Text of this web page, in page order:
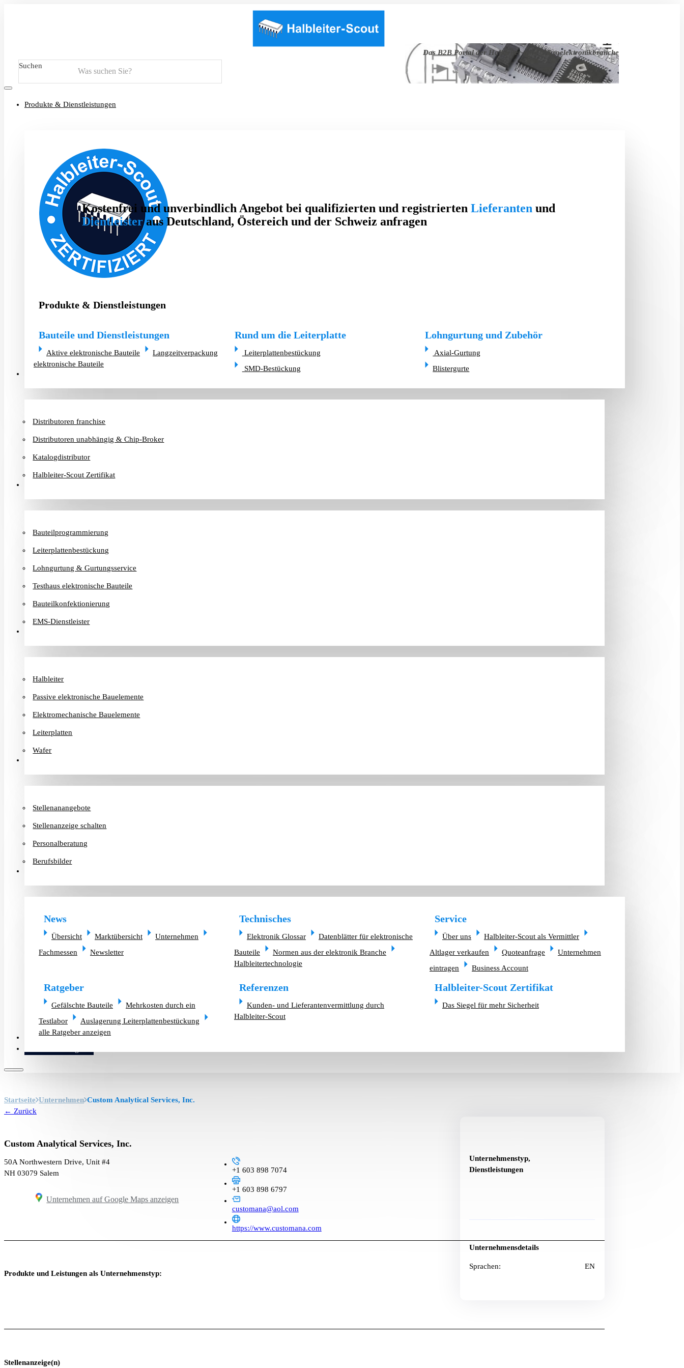
Das B2B Portal der Halbleiter- und Mikroelektronikbranche
Suchen
Produkte & Dienstleistungen
Kostenfrei und unverbindlich Angebot bei qualifizierten und registrierten Lieferanten und
Dientleisteraus Deutschland, Östereich und der Schweiz anfragen
Produkte & Dienstleistungen
Bauteile und Dienstleistungen
Aktive elektronische Bauteile
Langzeitverpackung
elektronische Bauteile
Rund um die Leiterplatte
Leiterplattenbestückung
SMD-Bestückung
Lohngurtung und Zubehör
Axial-Gurtung
Blistergurte
Distributoren franchise
Distributoren unabhängig & Chip-Broker
Katalogdistributor
Halbleiter-Scout Zertifikat
Bauteilprogrammierung
Leiterplattenbestückung
Lohngurtung & Gurtungsservice
Testhaus elektronische Bauteile
Bauteilkonfektionierung
EMS-Dienstleister
Halbleiter
Passive elektronische Bauelemente
Elektromechanische Bauelemente
Leiterplatten
Wafer
Stellenanangebote
Stellenanzeige schalten
Personalberatung
Berufsbilder
News
Übersicht Marktübersicht
Unternehmen
Fachmessen
Newsletter
Technisches
Elektronik Glossar
Datenblätter für elektronische
Bauteile
Normen aus der elektronik Branche
Halbleitertechnologie
Service
Über uns
Halbleiter-Scout als Vermittler
Altlager verkaufen
Quoteanfrage
Unternehmen
eintragen
Business Account
Ratgeber
Gefälschte Bauteile
Mehrkosten durch ein
Testlabor
Auslagerung Leiterplattenbestückung
alle Ratgeber anzeigen
Referenzen
Kunden- und Lieferantenvermittlung durch
Halbleiter-Scout
Halbleiter-Scout Zertifikat
Das Siegel für mehr Sicherheit
Altlager verkaufen
Startseite Unternehmen Custom Analytical Services, Inc.
← Zurück
Custom Analytical Services, Inc.
50A Northwestern Drive, Unit #4
NH 03079 Salem
Unternehmen auf Google Maps anzeigen
+1 603 898 7074
+1 603 898 6797
customana@aol.com
https://www.customana.com
Produkte und Leistungen als Unternehmenstyp:
Unternehmenstyp,
Dienstleistungen
Unternehmensdetails
Sprachen: EN
Stellenanzeige(n)